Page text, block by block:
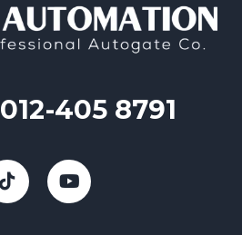
012-405 8791